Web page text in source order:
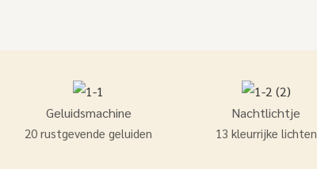
Geluidsmachine
20 rustgevende geluiden
Nachtlichtje
13 kleurrijke lichten